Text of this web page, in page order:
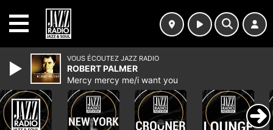
VOUS ÉCOUTEZ JAZZ RADIO
ROBERT PALMER
Mercy mercy me/i want you